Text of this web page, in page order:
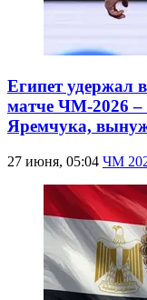
Египет удержал
матче ЧМ-2026 –
Яремчука,
27 июня, 05:04 ЧМ